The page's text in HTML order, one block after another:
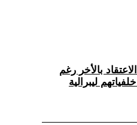
بالأخر رغم
ليبرالية